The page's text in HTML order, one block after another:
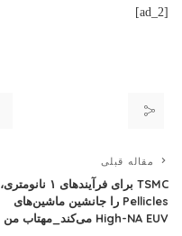
[ad_2]
مقاله قبلی
TSMC برای فرآیندهای ۱ نانومتری،
Pellicles را جانشین ماشین‌های
High-NA EUV می‌کند_مهتاب من